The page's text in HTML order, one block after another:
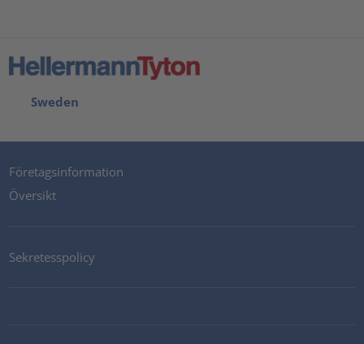
Sweden
Företagsinformation
Översikt
Sekretesspolicy